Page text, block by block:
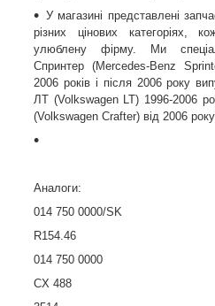
У магазині представлені
різних цінових категоріях,
улюблену фірму. Ми
Спринтер (Mercedes-Benz
2006 років і після 2006 року
ЛТ (Volkswagen LT) 1996-2006
(Volkswagen Crafter) від 2006
Аналоги:
014 750 0000/SK
R154.46
014 750 0000
CX 488